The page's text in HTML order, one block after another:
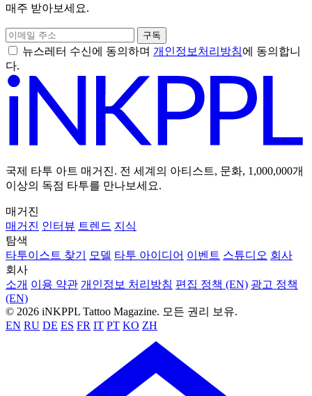
매주 받아보세요.
구독
뉴스레터 수신에 동의하며 개인정보처리방침에 동의합니
다.
국제 타투 아트 매거진. 전 세계의 아티스트, 문화, 1,000,000개
이상의 독점 타투를 만나보세요.
매거진
매거진 인터뷰 트렌드 지식
탐색
타투이스트 찾기
모델 타투 아이디어 이벤트 스튜디오 회사
회사
소개 이용 약관 개인정보 처리방침 편집 정책 (EN) 광고 정책
(EN)
© 2026 iNKPPL Tattoo Magazine. 모든 권리 보유.
EN RU DE ES FR IT PT KO ZH